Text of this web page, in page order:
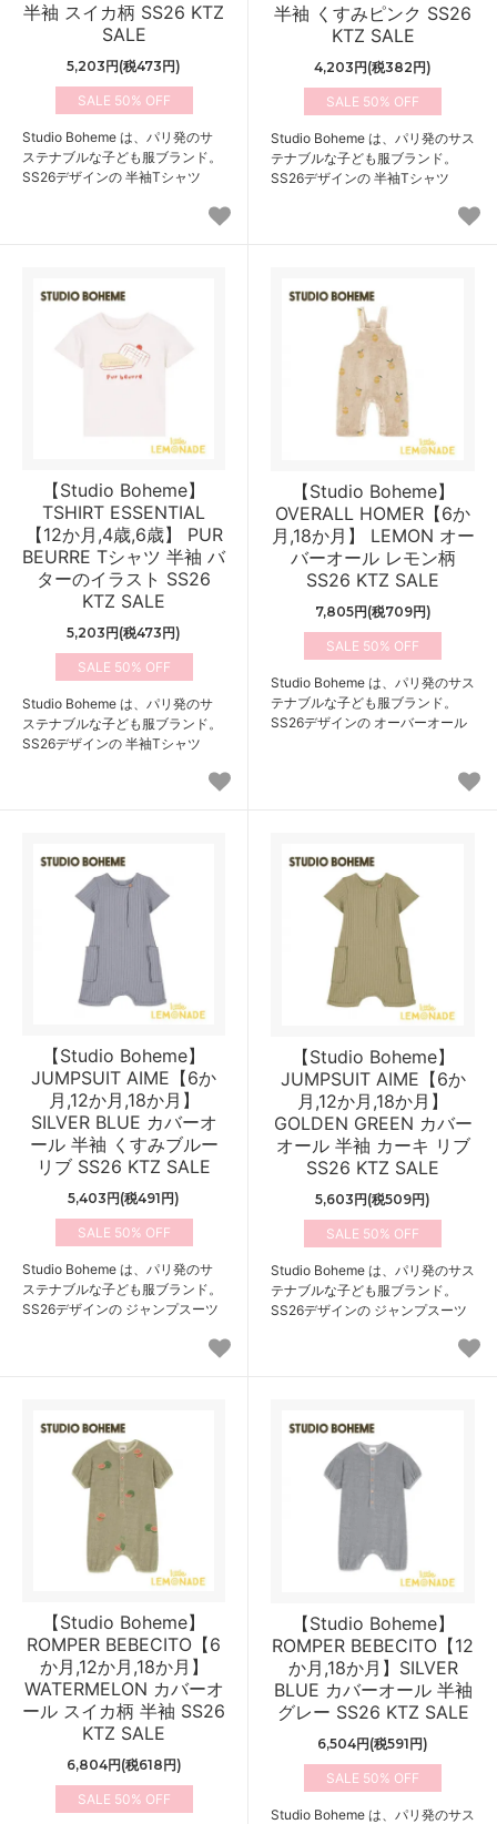
半袖 スイカ柄 SS26 KTZ
SALE
5,203円(税473円)
50%
Studio Boheme は、パリ発のサ
ステナブルな子ども服ブランド。
SS26デザインの 半袖Tシャツ
半袖 くすみピンク SS26
KTZ SALE
4,203円(税382円)
50%
Studio Boheme は、パリ発のサス
テナブルな子ども服ブランド。
SS26デザインの 半袖Tシャツ
【Studio Boheme】
TSHIRT ESSENTIAL
【12か月,4歳,6歳】 PUR
BEURRE Tシャツ 半袖 バ
ターのイラスト SS26
KTZ SALE
5,203円(税473円)
50%
Studio Boheme は、パリ発のサ
ステナブルな子ども服ブランド。
SS26デザインの 半袖Tシャツ
【Studio Boheme】
OVERALL HOMER【6か
月,18か月】 LEMON オー
バーオール レモン柄
SS26 KTZ SALE
7,805円(税709円)
50%
Studio Boheme は、パリ発のサス
テナブルな子ども服ブランド。
SS26デザインの オーバーオール
【Studio Boheme】
JUMPSUIT AIME【6か
月,12か月,18か月】
SILVER BLUE カバーオ
ール 半袖 くすみブルー
リブ SS26 KTZ SALE
5,403円(税491円)
50%
Studio Boheme は、パリ発のサ
ステナブルな子ども服ブランド。
SS26デザインの ジャンプスーツ
【Studio Boheme】
JUMPSUIT AIME【6か
月,12か月,18か月】
GOLDEN GREEN カバー
オール 半袖 カーキ リブ
SS26 KTZ SALE
5,603円(税509円)
50%
Studio Boheme は、パリ発のサス
テナブルな子ども服ブランド。
SS26デザインの ジャンプスーツ
【Studio Boheme】
ROMPER BEBECITO【6
か月,12か月,18か月】
WATERMELON カバーオ
ール スイカ柄 半袖 SS26
KTZ SALE
6,804円(税618円)
50%
【Studio Boheme】
ROMPER BEBECITO【12
か月,18か月】SILVER
BLUE カバーオール 半袖
グレー SS26 KTZ SALE
6,504円(税591円)
50%
Studio Boheme は、パリ発のサス